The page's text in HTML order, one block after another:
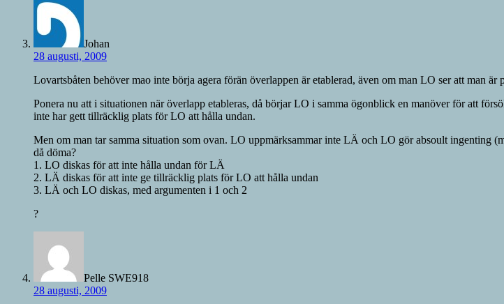
Johan
28 augusti, 2009
Lovartsbåten behöver mao inte börja agera förän överlappen är etablerad, även om man LO ser att man
Ponera nu att i situationen när överlapp etableras, då börjar LO i samma ögonblick en manöver för att
inte har gett tillräcklig plats för LO att hålla undan.
Men om man tar samma situation som ovan. LO uppmärksammar inte LÄ och LO gör absoult
då döma?
1. LO diskas för att inte hålla undan för LÄ
2. LÄ diskas för att inte ge tillräcklig plats för LO att hålla undan
3. LÄ och LO diskas, med argumenten i 1 och 2
?
Pelle SWE918
28 augusti, 2009